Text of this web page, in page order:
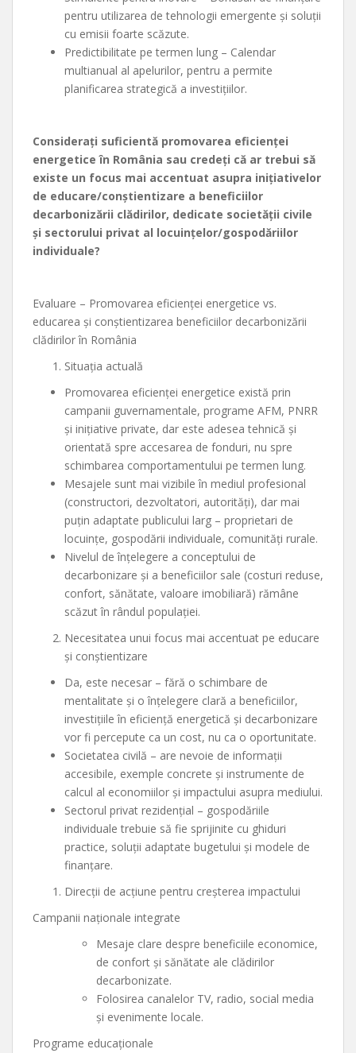
pentru utilizarea de tehnologii emergente și soluții
cu emisii foarte scăzute.
Predictibilitate pe termen lung – Calendar
multianual al apelurilor, pentru a permite
planificarea strategică a investițiilor.
Considerați suficientă promovarea eficienței
energetice în România sau credeți că ar trebui să
existe un focus mai accentuat asupra inițiativelor
de educare/conștientizare a beneficiilor
decarbonizării clădirilor, dedicate societății civile
și sectorului privat al locuințelor/gospodăriilor
individuale?
Evaluare – Promovarea eficienței energetice vs.
educarea și conștientizarea beneficiilor decarbonizării
clădirilor în România
Situația actuală
Promovarea eficienței energetice există prin
campanii guvernamentale, programe AFM, PNRR
și inițiative private, dar este adesea tehnică și
orientată spre accesarea de fonduri, nu spre
schimbarea comportamentului pe termen lung.
Mesajele sunt mai vizibile în mediul profesional
(constructori, dezvoltatori, autorități), dar mai
puțin adaptate publicului larg – proprietari de
locuințe, gospodării individuale, comunități rurale.
Nivelul de înțelegere a conceptului de
decarbonizare și a beneficiilor sale (costuri reduse,
confort, sănătate, valoare imobiliară) rămâne
scăzut în rândul populației.
Necesitatea unui focus mai accentuat pe educare
și conștientizare
Da, este necesar – fără o schimbare de
mentalitate și o înțelegere clară a beneficiilor,
investițiile în eficiență energetică și decarbonizare
vor fi percepute ca un cost, nu ca o oportunitate.
Societatea civilă – are nevoie de informații
accesibile, exemple concrete și instrumente de
calcul al economiilor și impactului asupra mediului.
Sectorul privat rezidențial – gospodăriile
individuale trebuie să fie sprijinite cu ghiduri
practice, soluții adaptate bugetului și modele de
finanțare.
Direcții de acțiune pentru creșterea impactului
Campanii naționale integrate
Mesaje clare despre beneficiile economice,
de confort și sănătate ale clădirilor
decarbonizate.
Folosirea canalelor TV, radio, social media
și evenimente locale.
Programe educaționale